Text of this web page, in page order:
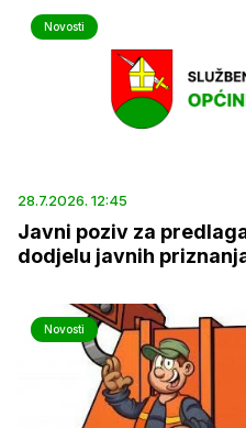
Novosti
28.7.2026. 12:45
Javni poziv za
dodjelu javnih
Novosti